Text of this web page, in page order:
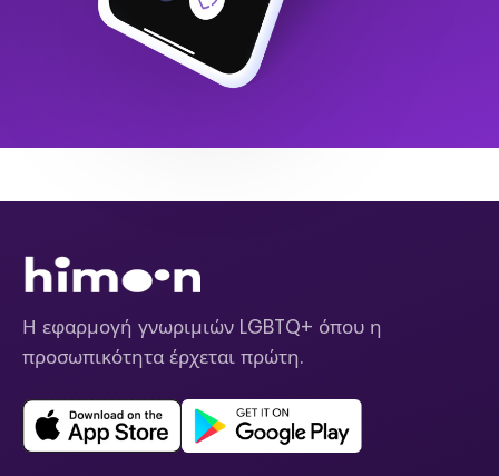
Η εφαρμογή γνωριμιών LGBTQ+ όπου η
προσωπικότητα έρχεται πρώτη.